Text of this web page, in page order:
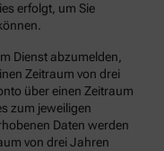
erfolgt, um Sie
Dienst abzumelden,
Zeitraum von drei
über einen Zeitraum
zum jeweiligen
Daten werden
von drei Jahren